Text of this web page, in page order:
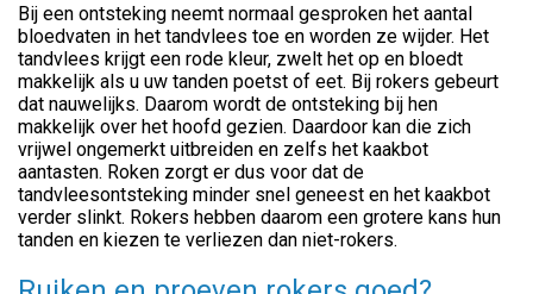
Bij een ontsteking neemt normaal gesproken het aantal
bloedvaten in het tandvlees toe en worden ze wijder. Het
tandvlees krijgt een rode kleur, zwelt het op en bloedt
makkelijk als u uw tanden poetst of eet. Bij rokers gebeurt
dat nauwelijks. Daarom wordt de ontsteking bij hen
makkelijk over het hoofd gezien. Daardoor kan die zich
vrijwel ongemerkt uitbreiden en zelfs het kaakbot
aantasten. Roken zorgt er dus voor dat de
tandvleesontsteking minder snel geneest en het kaakbot
verder slinkt. Rokers hebben daarom een grotere kans hun
tanden en kiezen te verliezen dan niet-rokers.